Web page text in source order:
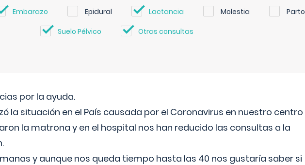
Embarazo Epidural Lactancia Molestia Parto
Suelo Pélvico Otras consultas
por la ayuda.
la situación en el País causada por el Coronavirus en nuestro centro
la matrona y en el hospital nos han reducido las consultas a la
y aunque nos queda tiempo hasta las 40 nos gustaría saber si